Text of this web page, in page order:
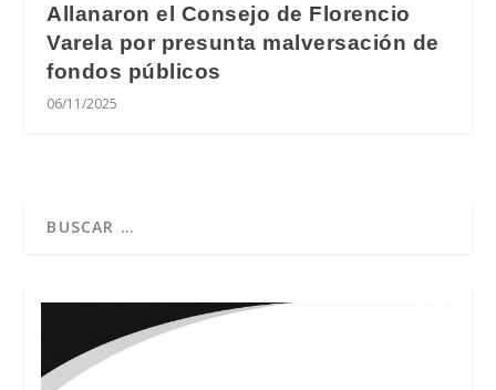
Allanaron el Consejo de Florencio
Varela por presunta malversación de
fondos públicos
06/11/2025